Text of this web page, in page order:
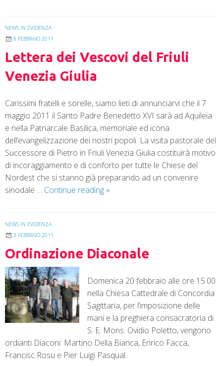
NEWS IN EVIDENZA
8 FEBBRAIO 2011
Lettera dei Vescovi del Friuli
Venezia Giulia
Carissimi fratelli e sorelle, siamo lieti di annunciarvi che il 7
maggio 2011 il Santo Padre Benedetto XVI sarà ad Aquileia
e nella Patriarcale Basilica, memoriale ed icona
dell’evangelizzazione dei nostri popoli. La visita pastorale del
Successore di Pietro in Friuli Venezia Giulia costituirà motivo
di incoraggiamento e di conforto per tutte le Chiese del
Nordest che si stanno già preparando ad un convenire
sinodale … Continue reading »
NEWS IN EVIDENZA
3 FEBBRAIO 2011
Ordinazione Diaconale
Domenica 20 febbraio alle ore 15.00
nella Chiesa Cattedrale di Concordia
Sagittaria, per l’imposizione delle
mani e la preghiera consacratoria di
S. E. Mons. Ovidio Poletto, vengono
ordianti Diaconi: Martino Della Bianca, Enrico Facca,
Francisc Rosu e Pier Luigi Pasqual.